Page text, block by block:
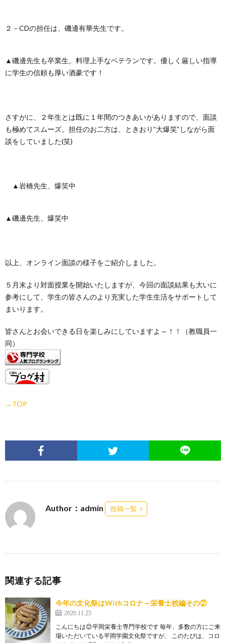
２－CDの担任は、磯邊有華先生です。
▲磯邊先生も卒業生。料理上手なベテランです。優しく厳しい指導
に学生の信頼も厚い酒豪です！
さすがに、２年生とは既に１年間のつきあいがありますので、面談
も極めてスムーズ。担任のお二方は、ときおり”大爆笑”しながら面
談をしていました(笑)
▲岩橋先生、爆笑中
▲磯邊先生、爆笑中
以上、オンライン面談の様子をご紹介しました。
５月末より対面授業を開始いたしますが、今回の面談結果も大いに
参考にして、学生の皆さんのより充実した学生生活をサポートして
まいります。
皆さんとお会いできる日を楽しみにしていますよ～！！（教職員一
同）
→TOP
Author：admin 投稿一覧
関連する記事
今年の文化祭はWithコロナ～栄養士校編その②
2020.11.25
こんにちは😊平岡栄養士専門学校です 毎年、多数の方にご来
場いただいている平岡学園文化祭ですが、 このたびは、コロ